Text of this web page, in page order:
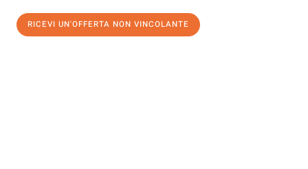
RICEVI UN'OFFERTA NON VINCOLANTE